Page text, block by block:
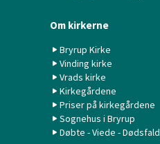
Om kirkerne
Bryrup Kirke
Vinding kirke
Vrads kirke
Kirkegårdene
Priser på kirkegårdene
Sognehus i Bryrup
Døbte - Viede - Dødsfald